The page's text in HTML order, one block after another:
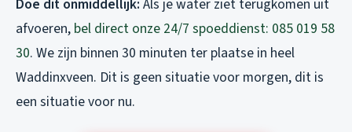
Doe dit onmiddellijk: Als je water ziet terugkomen uit
afvoeren, bel direct onze 24/7 spoeddienst: 085 019 58
30. We zijn binnen 30 minuten ter plaatse in heel
Waddinxveen. Dit is geen situatie voor morgen, dit is
een situatie voor nu.